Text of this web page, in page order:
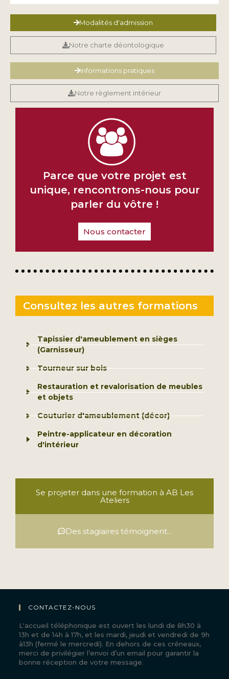
Modalités d'admission
Notre charte déontologique
Informations pratiques
Notre règlement intérieur
Parce que votre projet est
unique, rencontrons-nous pour
parler du vôtre !
Nous contacter
Consultez les autres formations
Tapissier d'ameublement en sièges
(Garnisseur)
Tourneur sur bois
Restauration et revalorisation de meubles
et objets
Couturier d'ameublement (décor)
Peintre-applicateur en décoration
d'intérieur
Se projeter dans une formation à AB Les
Ateliers
Des stagiaires témoignent...
CONTACTEZ-NOUS
L'accueil téléphonique est ouvert les lundi de 8h30 à
13h et de 14h à 17h, et les mardi, jeudi et vendredi de 9h
à13h (fermé le mercredi). En dehors de ces créneaux,
merci de privilégier l’envoi d’un email pour garantir la
bonne réception de votre message.